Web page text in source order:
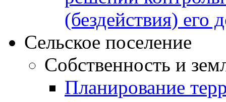
(бездействия) его
Сельское поселение
Собственность и
Планирование